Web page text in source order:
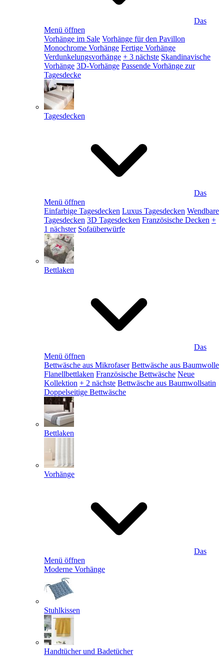
Das
Menü öffnen
Vorhänge im Sale Vorhänge für den Pavillon
Monochrome Vorhänge Fertige Vorhänge
Verdunkelungsvorhänge + 3 nächste Skandinavische
Vorhänge 3D-Vorhänge Passende Vorhänge zur
Tagesdecke
Tagesdecken
Das
Menü öffnen
Einfarbige Tagesdecken Luxus Tagesdecken Wendbare
Tagesdecken 3D Tagesdecken Französische Decken +
1 nächster Sofaüberwürfe
Bettlaken
Das
Menü öffnen
Bettwäsche aus Mikrofaser Bettwäsche aus Baumwolle
Flanellbettlaken Französische Bettwäsche Neue
Kollektion + 2 nächste Bettwäsche aus Baumwollsatin
Doppelseitige Bettwäsche
Bettlaken
Vorhänge
Das
Menü öffnen
Moderne Vorhänge
Stuhlkissen
Handtücher und Badetücher